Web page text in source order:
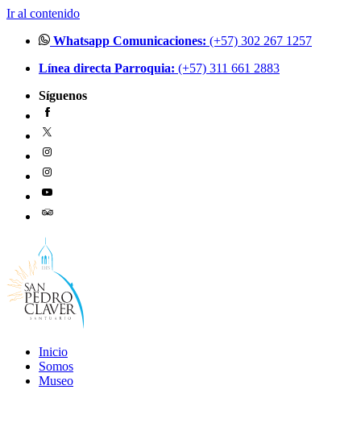
Ir al contenido
Whatsapp Comunicaciones: (+57) 302 267 1257
Línea directa Parroquia: (+57) 311 661 2883
Síguenos
Inicio
Somos
Museo